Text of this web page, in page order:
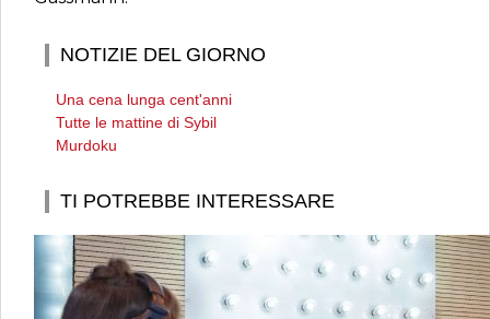
NOTIZIE DEL GIORNO
Una cena lunga cent'anni
Tutte le mattine di Sybil
Murdoku
TI POTREBBE INTERESSARE